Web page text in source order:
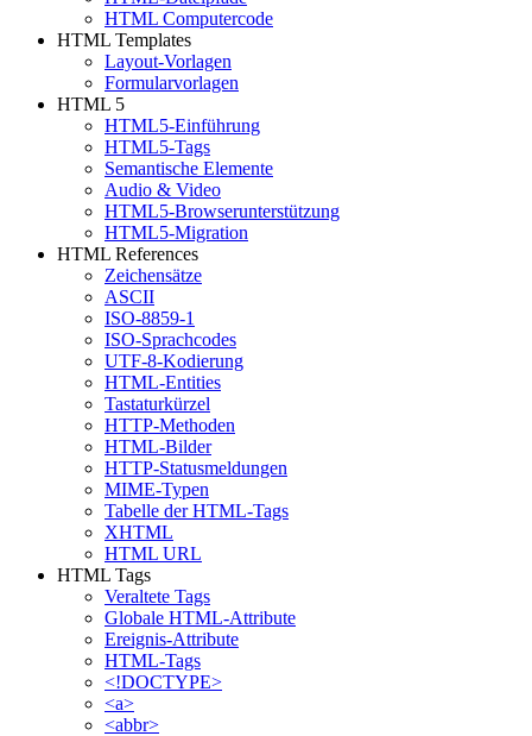
HTML Computercode
HTML Templates
Layout-Vorlagen
Formularvorlagen
HTML 5
HTML5-Einführung
HTML5-Tags
Semantische Elemente
Audio & Video
HTML5-Browserunterstützung
HTML5-Migration
HTML References
Zeichensätze
ASCII
ISO-8859-1
ISO-Sprachcodes
UTF-8-Kodierung
HTML-Entities
Tastaturkürzel
HTTP-Methoden
HTML-Bilder
HTTP-Statusmeldungen
MIME-Typen
Tabelle der HTML-Tags
XHTML
HTML URL
HTML Tags
Veraltete Tags
Globale HTML-Attribute
Ereignis-Attribute
HTML-Tags
<!DOCTYPE>
<a>
<abbr>